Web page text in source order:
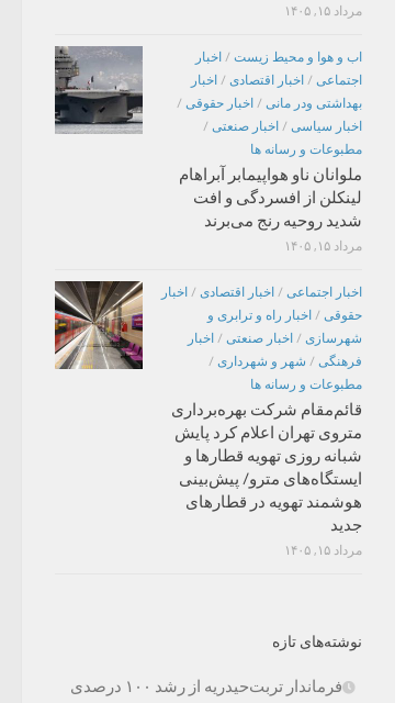
مرداد ۱۵, ۱۴۰۵
اب و هوا و محیط زیست / اخبار
اجتماعی / اخبار اقتصادی / اخبار
بهداشتی ودر مانی / اخبار حقوقی /
اخبار سیاسی / اخبار صنعتی /
مطبوعات و رسانه ها
ملوانان ناو هواپیمابر آبراهام
لینکلن از افسردگی و افت
شدید روحیه رنج می‌برند
مرداد ۱۵, ۱۴۰۵
اخبار اجتماعی / اخبار اقتصادی / اخبار
حقوقی / اخبار راه و ترابری و
شهرسازی / اخبار صنعتی / اخبار
فرهنگی / شهر و شهرداری /
مطبوعات و رسانه ها
قائم‌مقام شرکت بهره‌برداری
متروی تهران اعلام کرد پایش
شبانه روزی تهویه قطارها و
ایستگاه‌های مترو/ پیش‌بینی
هوشمند تهویه در قطارهای
جدید
مرداد ۱۵, ۱۴۰۵
نوشته‌های تازه
فرماندار تربت‌حیدریه از رشد ۱۰۰ درصدی